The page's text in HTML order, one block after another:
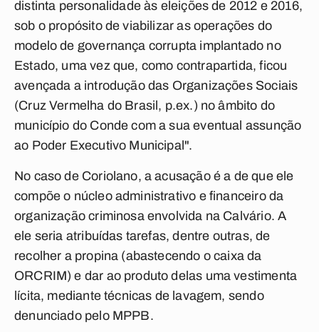
distinta personalidade às eleições de 2012 e 2016,
sob o propósito de viabilizar as operações do
modelo de governança corrupta implantado no
Estado, uma vez que, como contrapartida, ficou
avençada a introdução das Organizações Sociais
(Cruz Vermelha do Brasil, p.ex.) no âmbito do
município do Conde com a sua eventual assunção
ao Poder Executivo Municipal".
No caso de Coriolano, a acusação é a de que ele
compõe o núcleo administrativo e financeiro da
organização criminosa envolvida na Calvário. A
ele seria atribuídas tarefas, dentre outras, de
recolher a propina (abastecendo o caixa da
ORCRIM) e dar ao produto delas uma vestimenta
lícita, mediante técnicas de lavagem, sendo
denunciado pelo MPPB.